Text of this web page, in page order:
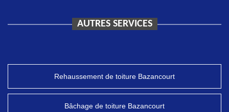
AUTRES SERVICES
Rehaussement de toiture Bazancourt
Bâchage de toiture Bazancourt